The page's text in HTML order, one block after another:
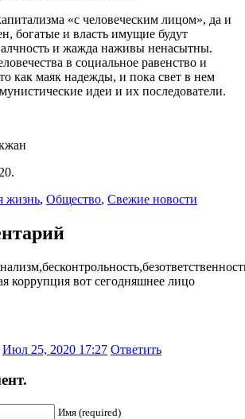
«с человеческим лицом», да и
богатые и власть имущие будут
и жажда наживы ненасытны.
в социальное равенство и
как маяк надежды, и пока свет в нем
идеи и их последователи.
жизнь, Общество, Свежие новости
коррупция вот сегодняшнее лицо
Июл 25, 2020 17:27 Ответить
Имя (required)